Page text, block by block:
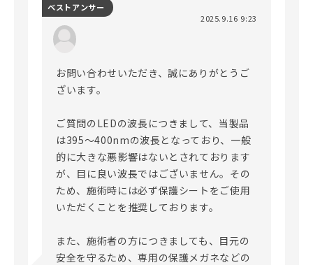
2025.9.16 9:23
お問い合わせいただき、誠にありがとうご
ざいます。
ご質問のLEDの波長につきまして、当製品
は395～400nmの波長となっており、一般
的に大きな悪影響はないとされております
が、目に良い波長ではございません。その
ため、施術時には必ず保護シートをご使用
いただくことを推奨しております。
また、施術者の方につきましても、目元の
安全を守るため、専用の保護メガネなどの
ベストアンサー